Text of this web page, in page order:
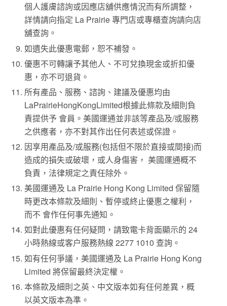
個人護膚諮詢或因應店舖供應情況而有所調整，
詳情請向指定 La Prairie 專門店或專櫃查詢請向店
舖查詢。
如遺失此優惠電郵，恕不補發。
優惠不可轉讓予其他人、不可兌換現金或折扣優
惠，亦不可退貨。
所有產品、服務、諮詢、建議及優惠均由
LaPrairieHongKongLimited根據此條款及細則負
責提供予 會員。美國運通並非該等產品及/或服務
之供應者，亦不對其作出任何表述或保證。
因享用產品及/或服務(包括但不限於直接或間接)而
造成的損失或破壞，或人身傷害， 美國運通概不
負責，法律規定之責任除外。
美國運通及 La Prairie Hong Kong Limited 保留隨
時更改本條款及細則、暫停或終止優惠之權利，
而不 會作任何事先通知。
如對此優惠有任何疑問，請致電卡背面顯示的 24
小時熱線或客户服務熱線 2277 1010 查詢。
如有任何爭議，美國運通及 La Prairie Hong Kong
Limited 將保留最終決定權。
本條款及細則之英、中文版本如有任何差異，概
以英文版本為準。